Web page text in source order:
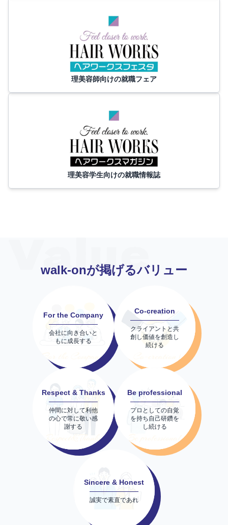
理美容師向けの就職フェア
理美容学生向けの就職情報誌
walk-onが掲げるバリュー
For the Company
会社に向き合いと
もに成長する
Co-creation
クライアントと共
創し価値を創造し
続ける
Respect & Thanks
仲間に対して利他
の心で常に敬い感
謝する
Be professional
プロとしての自覚
を持ち自己研鑽を
し続ける
Sincere & Honest
誠実で素直であれ